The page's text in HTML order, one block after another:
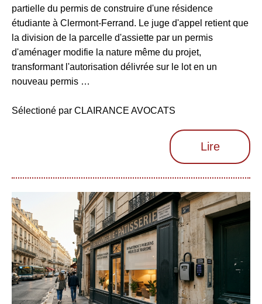
partielle du permis de construire d'une résidence
étudiante à Clermont-Ferrand. Le juge d'appel retient que
la division de la parcelle d'assiette par un permis
d'aménager modifie la nature même du projet,
transformant l'autorisation délivrée sur le lot en un
nouveau permis …
Sélectioné par CLAIRANCE AVOCATS
Lire